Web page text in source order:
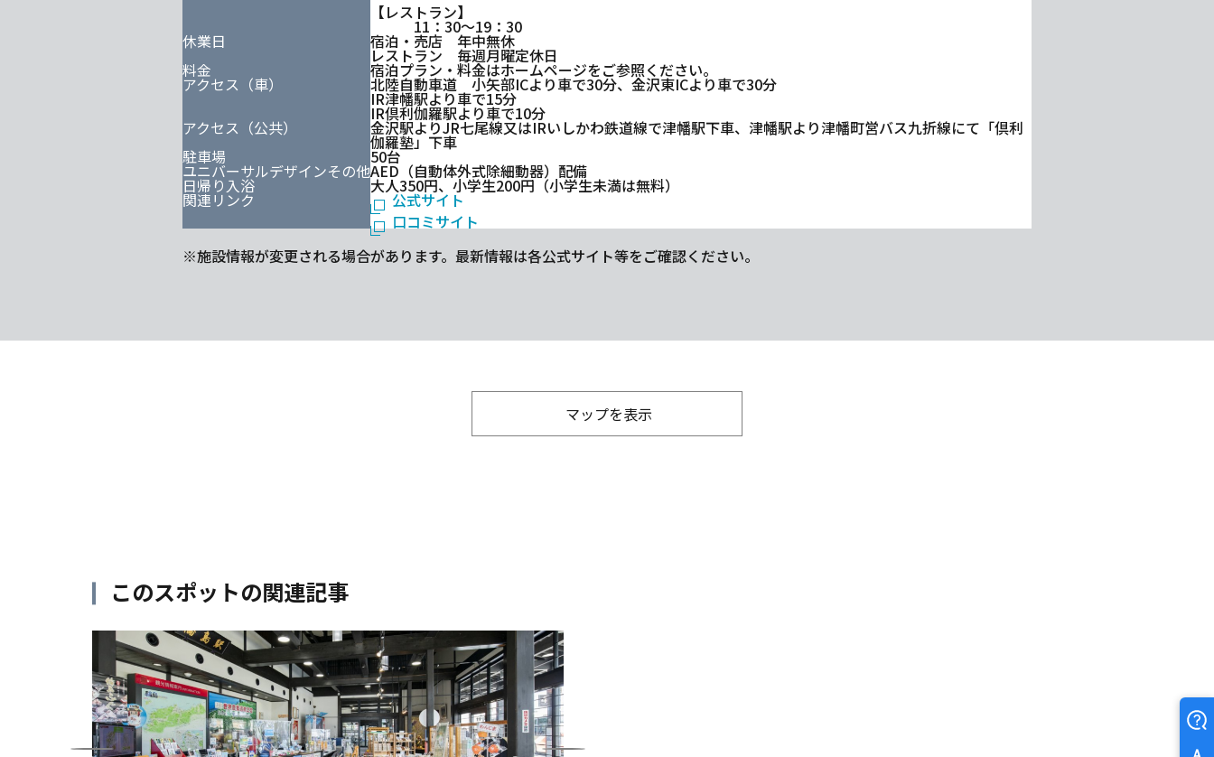
【レストラン】
11：30～19：30
休業日 宿泊・売店 年中無休
レストラン 毎週月曜定休日
料金 宿泊プラン・料金はホームページをご参照ください。
アクセス（車） 北陸自動車道 小矢部ICより車で30分、金沢東ICより車で30分
IR津幡駅より車で15分
IR倶利伽羅駅より車で10分
アクセス（公共） 金沢駅よりJR七尾線又はIRいしかわ鉄道線で津幡駅下車、津幡駅より津幡町営バス九折線にて「倶利
伽羅塾」下車
駐車場 50台
ユニバーサルデザインその他AED（自動体外式除細動器）配備
日帰り入浴 大人350円、小学生200円（小学生未満は無料）
関連リンク
公式サイト
口コミサイト
※施設情報が変更される場合があります。最新情報は各公式サイト等をご確認ください。
マップを表示
このスポットの関連記事